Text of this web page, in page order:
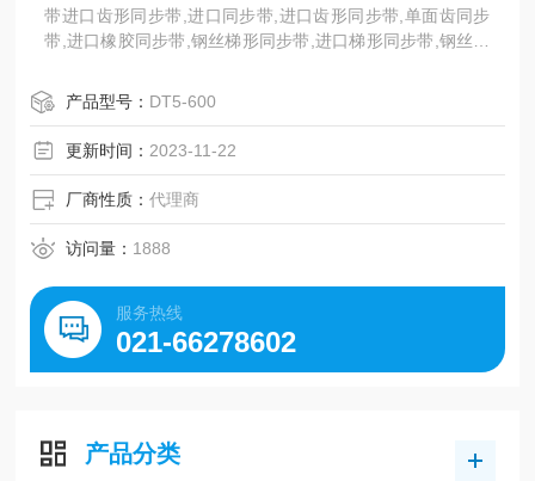
带进口齿形同步带,进口同步带,进口齿形同步带,单面齿同步
带,进口橡胶同步带,钢丝梯形同步带,进口梯形同步带,钢丝单
高温同步带,DT5、DT10型。日本三星、美国盖茨、德国奥
比等世界名优工业皮带。
产品型号： DT5-600
更新时间： 2023-11-22
厂商性质：代理商
访问量： 1888
服务热线
021-66278602
产品分类